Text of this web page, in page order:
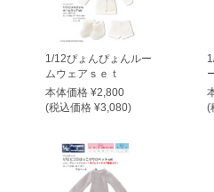
1/12ぴょんぴょんルー
ムウェアｓｅｔ
本体価格 ¥2,800
(税込価格 ¥3,080)
(